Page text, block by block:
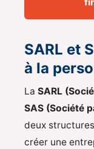
SARL et
à la
La SARL
SAS (Société
deux
créer une